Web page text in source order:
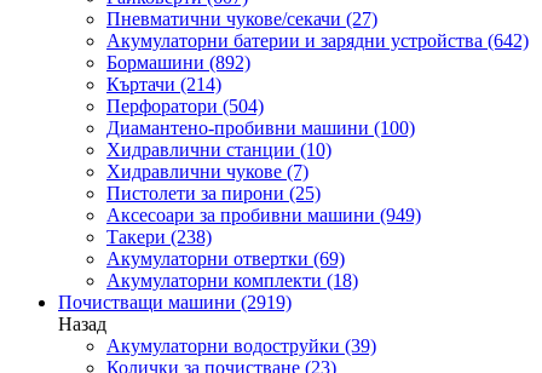
Пневматични чукове/секачи (27)
Акумулаторни батерии и зарядни устройства (642)
Бормашини (892)
Къртачи (214)
Перфоратори (504)
Диамантено-пробивни машини (100)
Хидравлични станции (10)
Хидравлични чукове (7)
Пистолети за пирони (25)
Аксесоари за пробивни машини (949)
Такери (238)
Акумулаторни отвертки (69)
Акумулаторни комплекти (18)
Почистващи машини (2919)
Назад
Акумулаторни водоструйки (39)
Колички за почистване (23)